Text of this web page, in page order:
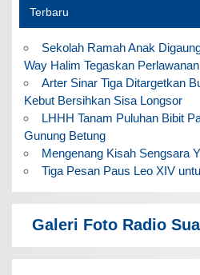
Terbaru
Sekolah Ramah Anak
Way Halim Tegaskan
Arter Sinar Tiga Ditargetkan
Kebut Bersihkan Sisa Longsor
LHHH Tanam Puluhan Bibit
Gunung Betung
Mengenang Kisah Sengsara
Tiga Pesan Paus Leo XIV
Galeri Foto Radio